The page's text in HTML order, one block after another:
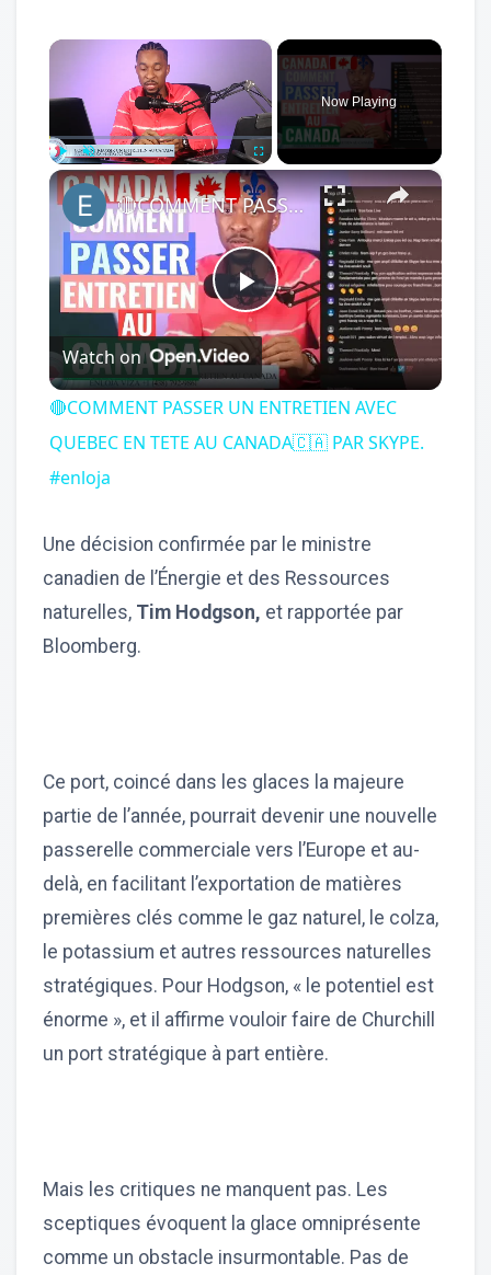
×
Play Unmute Fullscreen
Now Playing
×
Play
Video
🔴COMMENT PASSER UN ENTRETIEN AVEC QUEBEC EN TETE AU CANADA🇨🇦 PAR SKYPE. #enloja
Watch on
🔴COMMENT PASSER UN ENTRETIEN AVEC
QUEBEC EN TETE AU CANADA🇨🇦 PAR SKYPE.
#enloja
Une décision confirmée par le ministre
canadien de l’Énergie et des Ressources
naturelles, Tim Hodgson, et rapportée par
Bloomberg.
Ce port, coincé dans les glaces la majeure
partie de l’année, pourrait devenir une nouvelle
passerelle commerciale vers l’Europe et au-
delà, en facilitant l’exportation de matières
premières clés comme le gaz naturel, le colza,
le potassium et autres ressources naturelles
stratégiques. Pour Hodgson, « le potentiel est
énorme », et il affirme vouloir faire de Churchill
un port stratégique à part entière.
Mais les critiques ne manquent pas. Les
sceptiques évoquent la glace omniprésente
comme un obstacle insurmontable. Pas de